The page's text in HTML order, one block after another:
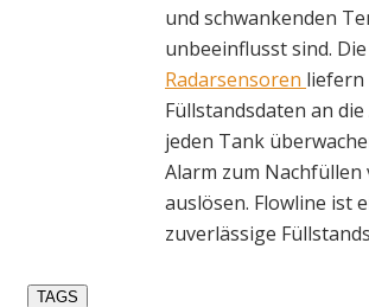
und schwankenden
unbeeinflusst sind. Die
Radarsensoren liefern
Füllstandsdaten an
jeden Tank
Alarm zum Nachfüllen
auslösen. Flowline ist
zuverlässige
TAGS